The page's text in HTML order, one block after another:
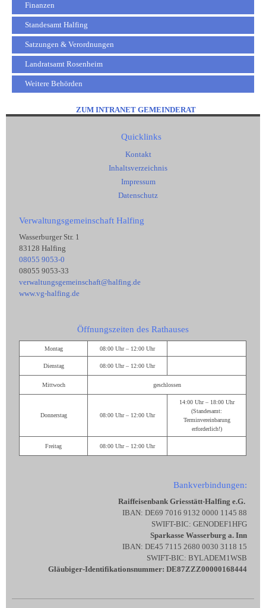
Finanzen
Standesamt Halfing
Satzungen & Verordnungen
Landratsamt Rosenheim
Weitere Behörden
ZUM INTRANET GEMEINDERAT
Quicklinks
Kontakt
Inhaltsverzeichnis
Impressum
Datenschutz
Verwaltungsgemeinschaft Halfing
Wasserburger Str. 1
83128 Halfing
08055 9053-0
08055 9053-33
verwaltungsgemeinschaft@halfing.de
www.vg-halfing.de
Öffnungszeiten des Rathauses
Montag 08:00 Uhr – 12:00 Uhr
Dienstag 08:00 Uhr – 12:00 Uhr
Mittwoch geschlossen
Donnerstag 08:00 Uhr – 12:00 Uhr
14:00 Uhr – 18:00 Uhr
(Standesamt:
Terminvereinbarung
erforderlich!)
Freitag 08:00 Uhr – 12:00 Uhr
Bankverbindungen:
Raiffeisenbank Griesstätt-Halfing e.G.
IBAN: DE69 7016 9132 0000 1145 88
SWIFT-BIC: GENODEF1HFG
Sparkasse Wasserburg a. Inn
IBAN: DE45 7115 2680 0030 3118 15
SWIFT-BIC: BYLADEM1WSB
Gläubiger-Identifikationsnummer: DE87ZZZ00000168444